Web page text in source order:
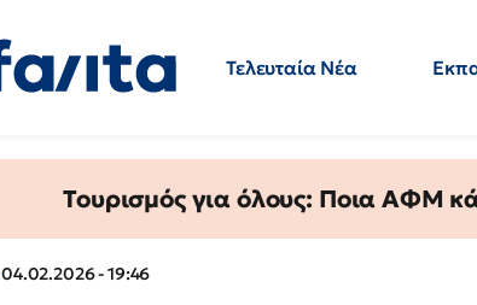
Τελευταία Νέα
Τουρισμός για όλους: Ποια ΑΦΜ
04.02.2026 - 19:46